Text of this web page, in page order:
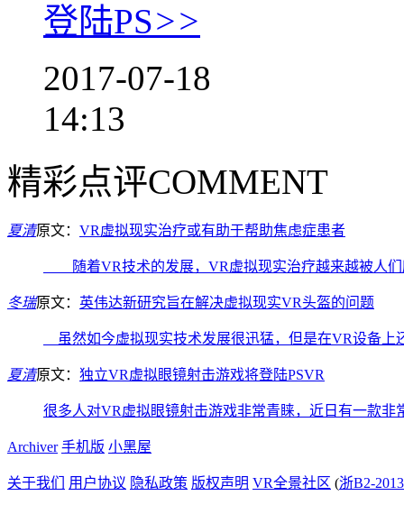
登陆PS>>
2017-07-18
14:13
精彩点评COMMENT
夏清原文： VR虚拟现实治疗或有助于帮助焦虑症患者
随着VR技术的发展，VR虚拟现实治疗越来越被人们
冬瑞原文： 英伟达新研究旨在解决虚拟现实VR头盔的问题
虽然如今虚拟现实技术发展很迅猛，但是在VR设备上
夏清原文： 独立VR虚拟眼镜射击游戏将登陆PSVR
很多人对VR虚拟眼镜射击游戏非常青睐，近日有一款非
Archiver 手机版 小黑屋
关于我们 用户协议 隐私政策 版权声明 VR全景社区 (浙B2-